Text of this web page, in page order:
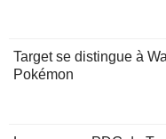
Target se distingue à
Pokémon